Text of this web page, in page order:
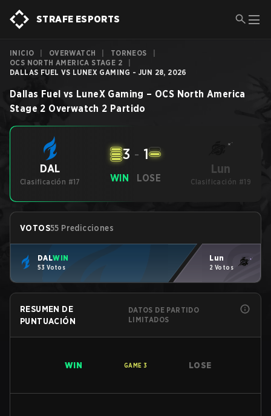
STRAFE ESPORTS
INICIO OVERWATCH TORNEOS
OCS NORTH AMERICA STAGE 2
DALLAS FUEL VS LUNEX GAMING - JUN 28, 2026
Dallas Fuel vs LuneX Gaming – OCS North America
Stage 2 Overwatch 2 Partido
DAL
Clasificación #17 WIN
3 - 1
LOSE
Lun
Clasificación #19
VOTOS55 Predicciones
DALWIN
53 Votos
Lun
2 Votos
RESUMEN DE
PUNTUACIÓN
DATOS DE PARTIDO
LIMITADOS
WIN GAME 3 LOSE